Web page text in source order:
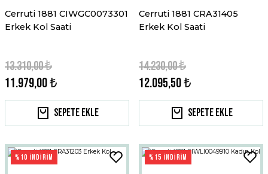
Cerruti 1881 CIWGC0073301
Erkek Kol Saati
11.979,00 ₺
13.310,00 ₺
Sepete Ekle
Cerruti 1881 CRA31405
Erkek Kol Saati
12.095,50 ₺
14.230,00 ₺
Sepete Ekle
%10 İNDİRİM %15 İNDİRİM